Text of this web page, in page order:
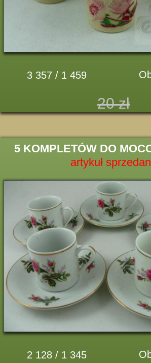
3 357 / 1 459
20 zł
5 KOMPLETÓW DO
artykuł
2 128 / 1 345